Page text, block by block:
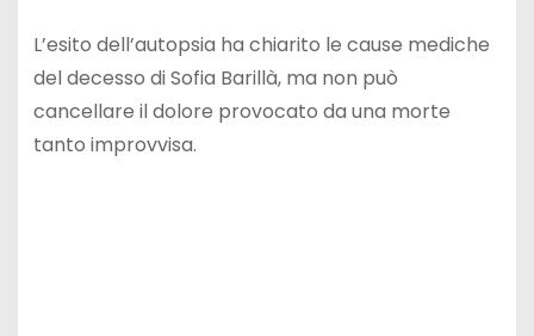
L’esito dell’autopsia ha chiarito le cause mediche
del decesso di Sofia Barillà, ma non può
cancellare il dolore provocato da una morte
tanto improvvisa.